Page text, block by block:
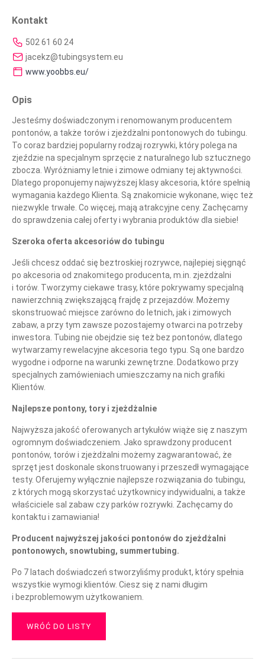
Kontakt
502 61 60 24
jacekz@tubingsystem.eu
www.yoobbs.eu/
Opis
Jesteśmy doświadczonym i renomowanym producentem
pontonów, a także torów i zjeżdżalni pontonowych do tubingu.
To coraz bardziej popularny rodzaj rozrywki, który polega na
zjeździe na specjalnym sprzęcie z naturalnego lub sztucznego
zbocza. Wyróżniamy letnie i zimowe odmiany tej aktywności.
Dlatego proponujemy najwyższej klasy akcesoria, które spełnią
wymagania każdego Klienta. Są znakomicie wykonane, więc też
niezwykle trwałe. Co więcej, mają atrakcyjne ceny. Zachęcamy
do sprawdzenia całej oferty i wybrania produktów dla siebie!
Szeroka oferta akcesoriów do tubingu
Jeśli chcesz oddać się beztroskiej rozrywce, najlepiej sięgnąć
po akcesoria od znakomitego producenta, m.in. zjeżdżalni
i torów. Tworzymy ciekawe trasy, które pokrywamy specjalną
nawierzchnią zwiększającą frajdę z przejazdów. Możemy
skonstruować miejsce zarówno do letnich, jak i zimowych
zabaw, a przy tym zawsze pozostajemy otwarci na potrzeby
inwestora. Tubing nie obejdzie się też bez pontonów, dlatego
wytwarzamy rewelacyjne akcesoria tego typu. Są one bardzo
wygodne i odporne na warunki zewnętrzne. Dodatkowo przy
specjalnych zamówieniach umieszczamy na nich grafiki
Klientów.
Najlepsze pontony, tory i zjeżdżalnie
Najwyższa jakość oferowanych artykułów wiąże się z naszym
ogromnym doświadczeniem. Jako sprawdzony producent
pontonów, torów i zjeżdżalni możemy zagwarantować, że
sprzęt jest doskonale skonstruowany i przeszedł wymagające
testy. Oferujemy wyłącznie najlepsze rozwiązania do tubingu,
z których mogą skorzystać użytkownicy indywidualni, a także
właściciele sal zabaw czy parków rozrywki. Zachęcamy do
kontaktu i zamawiania!
Producent najwyższej jakości pontonów do zjeżdżalni
pontonowych, snowtubing, summertubing.
Po 7 latach doświadczeń stworzyliśmy produkt, który spełnia
wszystkie wymogi klientów. Ciesz się z nami długim
i bezproblemowym użytkowaniem.
WRÓĆ DO LISTY